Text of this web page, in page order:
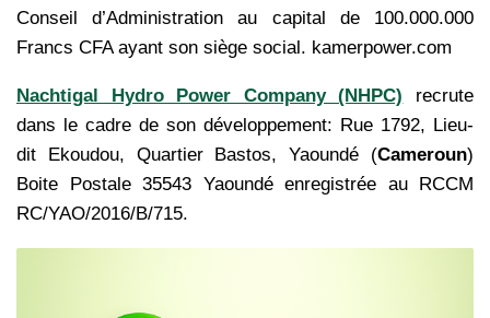
Conseil d’Administration au capital de 100.000.000
Francs CFA ayant son siège social. kamerpower.com
Nachtigal Hydro Power Company (NHPC) recrute
dans le cadre de son développement: Rue 1792, Lieu-
dit Ekoudou, Quartier Bastos, Yaoundé (Cameroun)
Boite Postale 35543 Yaoundé enregistrée au RCCM
RC/YAO/2016/B/715.